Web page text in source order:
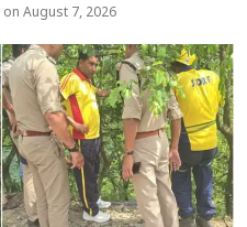
August 7, 2026